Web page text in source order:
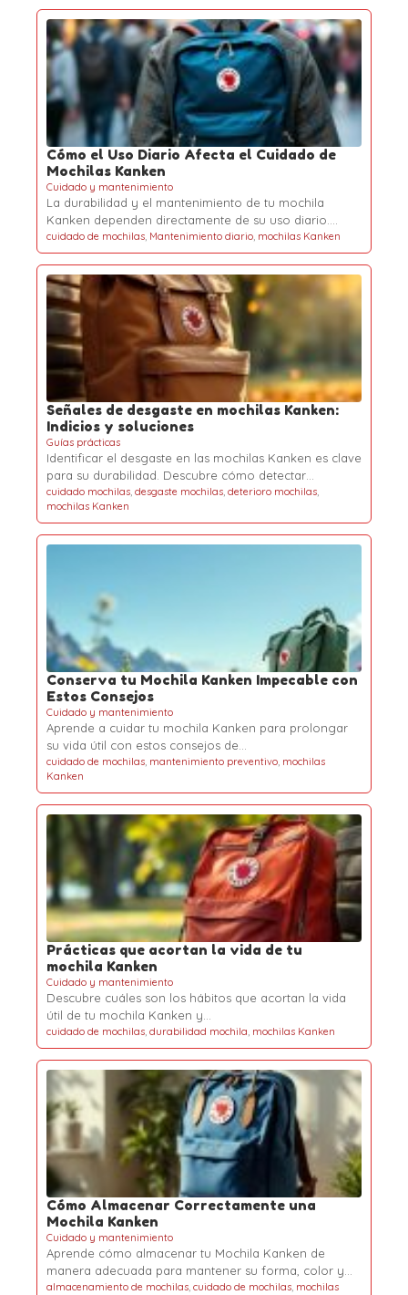
Cómo el Uso Diario Afecta el Cuidado de
Mochilas Kanken
Cuidado y mantenimiento
La durabilidad y el mantenimiento de tu mochila
Kanken dependen directamente de su uso diario.…
cuidado de mochilas, Mantenimiento diario, mochilas Kanken
Señales de desgaste en mochilas Kanken:
Indicios y soluciones
Guías prácticas
Identificar el desgaste en las mochilas Kanken es clave
para su durabilidad. Descubre cómo detectar…
cuidado mochilas, desgaste mochilas, deterioro mochilas,
mochilas Kanken
Conserva tu Mochila Kanken Impecable con
Estos Consejos
Cuidado y mantenimiento
Aprende a cuidar tu mochila Kanken para prolongar
su vida útil con estos consejos de…
cuidado de mochilas, mantenimiento preventivo, mochilas
Kanken
Prácticas que acortan la vida de tu
mochila Kanken
Cuidado y mantenimiento
Descubre cuáles son los hábitos que acortan la vida
útil de tu mochila Kanken y…
cuidado de mochilas, durabilidad mochila, mochilas Kanken
Cómo Almacenar Correctamente una
Mochila Kanken
Cuidado y mantenimiento
Aprende cómo almacenar tu Mochila Kanken de
manera adecuada para mantener su forma, color y…
almacenamiento de mochilas, cuidado de mochilas, mochilas